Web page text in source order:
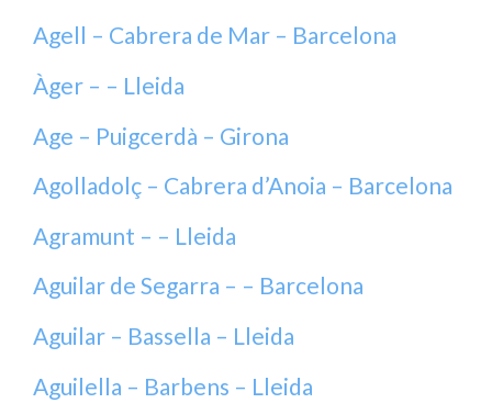
Agell – Cabrera de Mar – Barcelona
Àger – – Lleida
Age – Puigcerdà – Girona
Agolladolç – Cabrera d’Anoia – Barcelona
Agramunt – – Lleida
Aguilar de Segarra – – Barcelona
Aguilar – Bassella – Lleida
Aguilella – Barbens – Lleida